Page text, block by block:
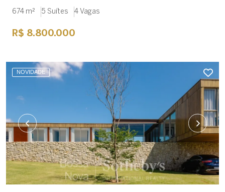
674 m² 5 Suítes 4 Vagas
R$ 8.800.000
NOVIDADE